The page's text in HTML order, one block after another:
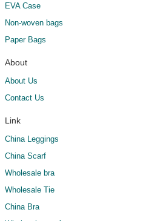
EVA Case
Non-woven bags
Paper Bags
About
About Us
Contact Us
Link
China Leggings
China Scarf
Wholesale bra
Wholesale Tie
China Bra